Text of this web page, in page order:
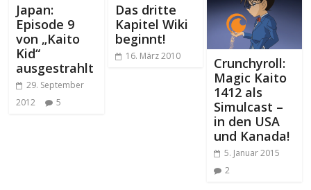
Japan:
Episode 9
von „Kaito
Kid“
ausgestrahlt
29. September
2012
5
Das dritte
Kapitel Wiki
beginnt!
16. März 2010
Crunchyroll:
Magic Kaito
1412 als
Simulcast –
in den USA
und Kanada!
5. Januar 2015
2